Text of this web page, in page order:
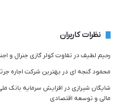
نظرات کاربران
رحیم لطیف در تفاوت کولر گازی جنرال و
محمود گنجه ای در بهترین شرکت اجاره
شایگان شیرازی در افزایش سرمایه بانک
مالی و توسعه اقتصادی